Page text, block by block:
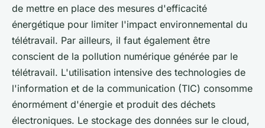
de mettre en place des mesures d'efficacité
énergétique pour limiter l'impact environnemental du
télétravail. Par ailleurs, il faut également être
conscient de la pollution numérique générée par le
télétravail. L'utilisation intensive des technologies de
l'information et de la communication (TIC) consomme
énormément d'énergie et produit des déchets
électroniques. Le stockage des données sur le cloud,